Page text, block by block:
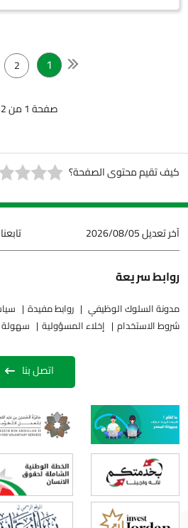
1
2
صفحة 1 من 2
كيف تقيم محتوى الصفحة؟
آخر تعديل2026/08/05 تابعنا
روابط سريعة
مدونة السلوك الوظيفي روابط مفيدة
شروط الاستخدام
إخلاء المسؤولية
اتصل بنا